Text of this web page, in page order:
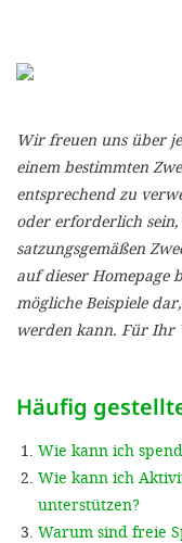
Wir freuen uns über
einem bestimmten
entsprechend zu
oder erforderlich
satzungsgemäßen
auf dieser Homepage
mögliche Beispiele
werden kann. Für Ihr
Häufig
Wie kann ich
Wie kann ich
unterstützen?
Warum sind freie